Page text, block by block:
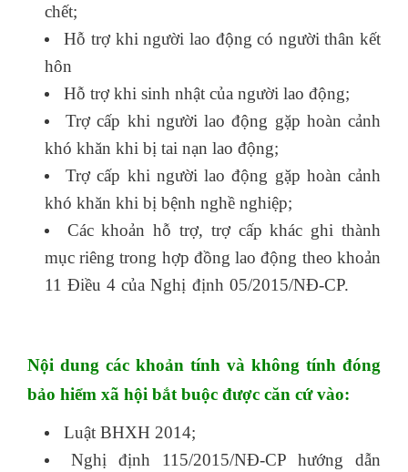
chết;
Hỗ trợ khi người lao động có người thân kết
hôn
Hỗ trợ khi sinh nhật của người lao động;
Trợ cấp khi người lao động gặp hoàn cảnh
khó khăn khi bị tai nạn lao động;
Trợ cấp khi người lao động gặp hoàn cảnh
khó khăn khi bị bệnh nghề nghiệp;
Các khoản hỗ trợ, trợ cấp khác ghi thành
mục riêng trong hợp đồng lao động theo khoản
11 Điều 4 của Nghị định 05/2015/NĐ-CP.
Nội dung các khoản tính và không tính đóng
bảo hiểm xã hội bắt buộc được căn cứ vào:
Luật BHXH 2014;
Nghị định 115/2015/NĐ-CP hướng dẫn